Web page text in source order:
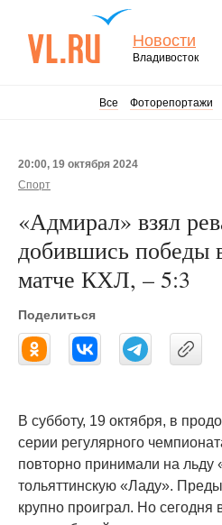
Новости
Владивосток
Все Фоторепортажи
20:00, 19 октября 2024
Спорт
«Адмирал» взял
добившись победы
матче КХЛ, – 5:3
Поделиться
В субботу, 19 октября, в
серии регулярного
повторно принимали на
тольяттинскую «Ладу».
крупно проиграл. Но